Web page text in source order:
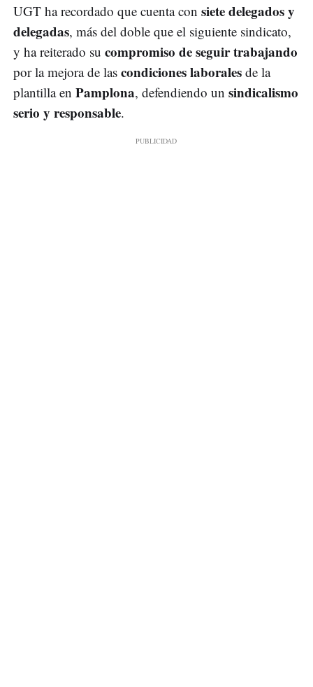
UGT ha recordado que cuenta con siete delegados y
delegadas, más del doble que el siguiente sindicato,
y ha reiterado su compromiso de seguir trabajando
por la mejora de las condiciones laborales de la
plantilla en Pamplona, defendiendo un sindicalismo
serio y responsable.